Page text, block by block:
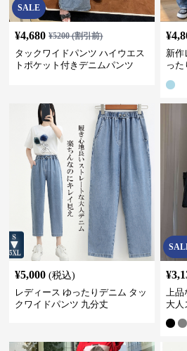
SALE
¥4,680 ¥5200(割引前)
タックワイドパンツ ハイウエス
トポケット付きデニムパンツ
¥
新作
っ
¥5,000 (税込)
レディース ゆったりデニム タッ
クワイドパンツ 九分丈
¥
上品
大人